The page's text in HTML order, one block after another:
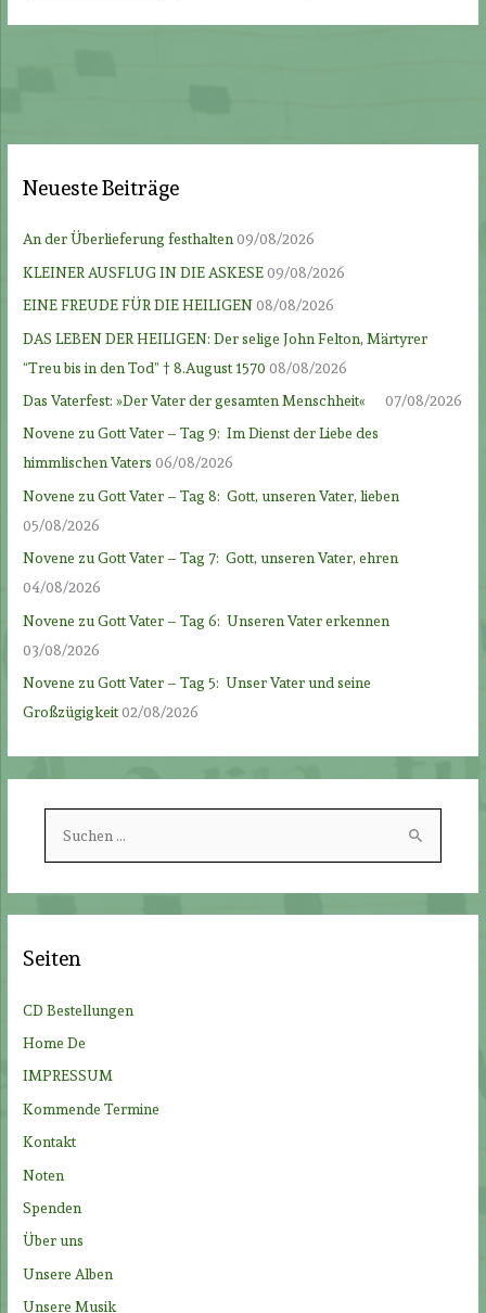
Neueste Beiträge
An der Überlieferung festhalten09/08/2026
KLEINER AUSFLUG IN DIE ASKESE09/08/2026
EINE FREUDE FÜR DIE HEILIGEN08/08/2026
DAS LEBEN DER HEILIGEN: Der selige John Felton, Märtyrer
“Treu bis in den Tod” † 8.August 1570 08/08/2026
Das Vaterfest: »Der Vater der gesamten Menschheit«
07/08/2026
Novene zu Gott Vater – Tag 9: Im Dienst der Liebe des
himmlischen Vaters 06/08/2026
Novene zu Gott Vater – Tag 8: Gott, unseren Vater, lieben
05/08/2026
Novene zu Gott Vater – Tag 7: Gott, unseren Vater, ehren
04/08/2026
Novene zu Gott Vater – Tag 6: Unseren Vater erkennen
03/08/2026
Novene zu Gott Vater – Tag 5: Unser Vater und seine
Großzügigkeit02/08/2026
n
h
:
Seiten
CD Bestellungen
Home De
IMPRESSUM
Kommende Termine
Kontakt
Noten
Spenden
Über uns
Unsere Alben
Unsere Musik